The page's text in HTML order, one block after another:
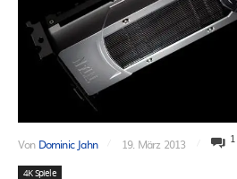
Von Dominic Jahn 19. März 2013 1
4K Spiele